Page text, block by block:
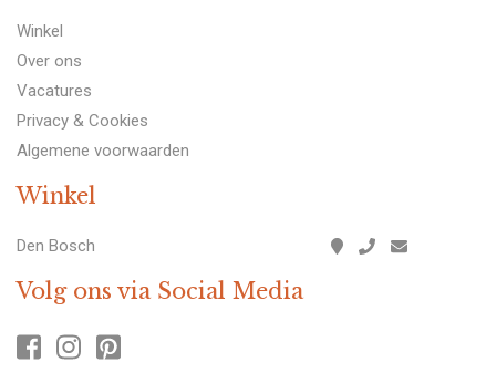
Winkel
Over ons
Vacatures
Privacy & Cookies
Algemene voorwaarden
Winkel
Den Bosch
Volg ons via Social Media